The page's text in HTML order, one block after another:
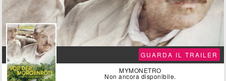
GUARDA IL TRAILER
MYMONETRO
Non ancora disponibile.